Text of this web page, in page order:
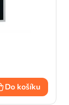
Do košíku